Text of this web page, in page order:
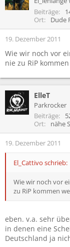
Beiträge
Ort
Dude
19. Dezember 2011
Wie wir noch vor
nie zu RiP
ElleT
Parkrocker
Beiträge
Ort
nähe
19. Dezember 2011
El_Cattivo schrieb:
Wie wir noch vor
zu RiP kommen
eben. v.a. sehr
in denen eine
Deutschland ja